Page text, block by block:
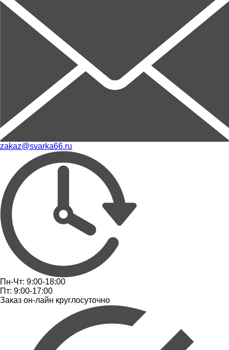
zakaz@svarka66.ru
Пн-Чт: 9:00-18:00
Пт: 9:00-17:00
Заказ он-лайн круглосуточно